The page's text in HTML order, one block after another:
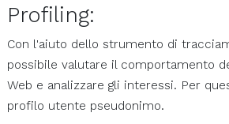
Profiling:
Con l'aiuto dello strumento di
possibile valutare il comportamento
Web e analizzare gli interessi. Per
profilo utente pseudonimo.